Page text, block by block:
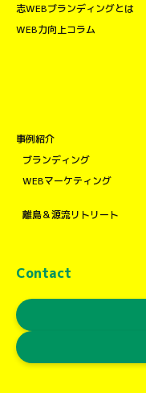
志WEBブランディングとは
WEB力向上コラム
事例紹介
ブランディング
WEBマーケティング
離島＆源流リトリート
Contact